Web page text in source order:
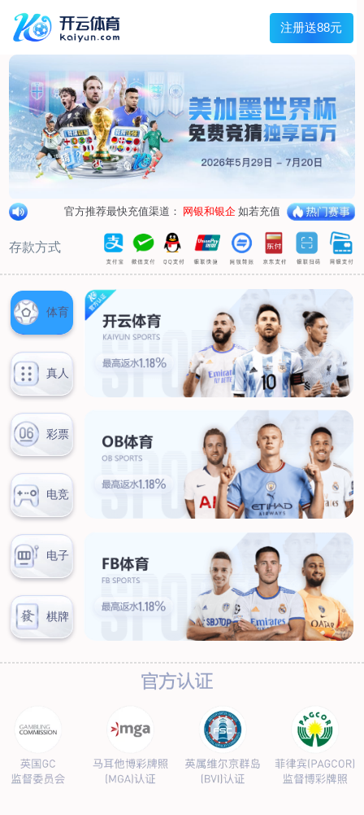
首页
关于我们
荣誉资质
合作伙伴
产品中心
烤箱纸
蜡纸
防油纸
糖果包装纸
汉堡包装纸
包肉纸
吸油纸
新闻展示
公司新闻
行业资讯
联系我们
联系方式
客户留言
扫码咨询